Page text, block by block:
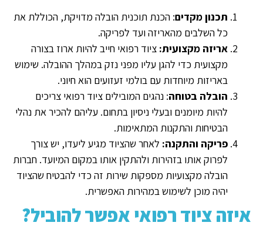
תכנון מקדים: הכנת תוכנית הובלה מדויקת, הכוללת את
כל השלבים מהאריזה ועד לפריקה.
אריזה מקצועית:ציוד רפואי חייב להיות ארוז בצורה
מקצועית כדי להגן עליו מפני נזק במהלך ההובלה. שימוש
באריזות מיוחדות עם בולמי זעזועים הוא חיוני.
הובלה בטוחה: נהגים המובילים ציוד רפואי צריכים
להיות מיומנים ובעלי ניסיון בתחום. עליהם להכיר את נהלי
הבטיחות והתקנות המתאימות.
פריקה והתקנה:לאחר שהציוד מגיע ליעדו, יש צורך
לפרוק אותו בזהירות ולהתקין אותו במקום המיועד. חברות
הובלה מקצועיות מספקות שירות זה כדי להבטיח שהציוד
יהיה מוכן לשימוש במהירות האפשרית.
איזה ציוד רפואי אפשר להוביל?